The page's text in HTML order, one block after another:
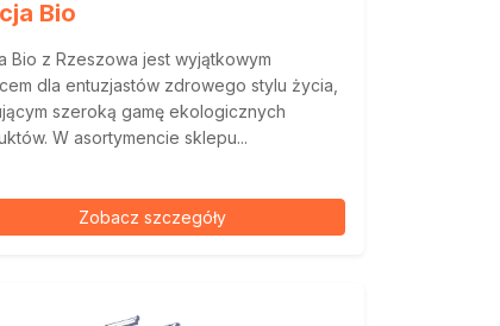
Bio
Bio z Rzeszowa jest wyjątkowym
dla entuzjastów zdrowego stylu życia,
szeroką gamę ekologicznych
W asortymencie sklepu...
Zobacz szczegóły